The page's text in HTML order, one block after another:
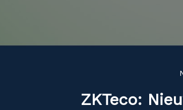
ZKTeco: